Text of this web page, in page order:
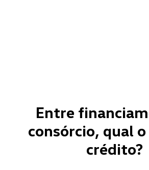
Entre
consórcio, qual
crédito?